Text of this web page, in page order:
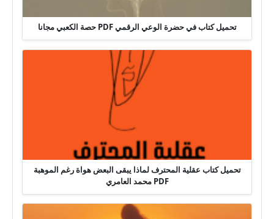
تحميل كتاب في حضرة الوعي الرقمي PDF حصة الكعبي مجانا
تحميل كتاب عقلية المحترف لماذا يبقى البعض هواة رغم الموهبة
PDF محمد العامري